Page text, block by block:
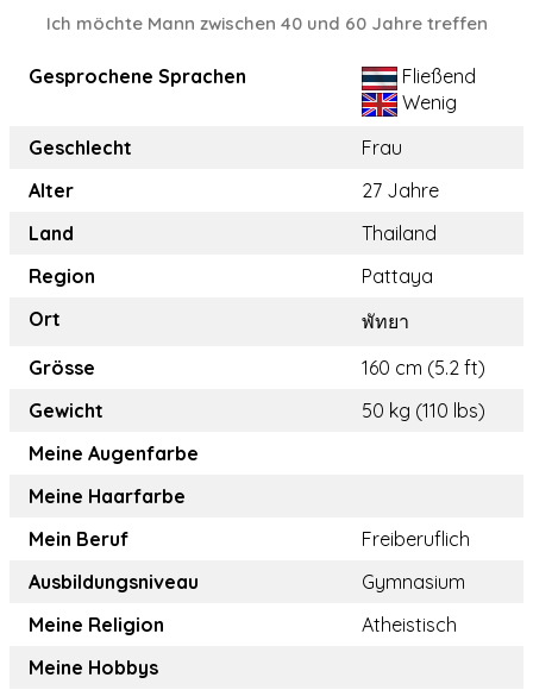
Ich möchte Mann zwischen 40 und 60 Jahre treffen
Gesprochene Sprachen
Fließend
Wenig
Geschlecht
Frau
Alter
27 Jahre
Land
Thailand
Region
Pattaya
Ort
พัทยา
Grösse
160 cm (5.2 ft)
Gewicht
50 kg (110 lbs)
Meine Augenfarbe
Meine Haarfarbe
Mein Beruf
Freiberuflich
Ausbildungsniveau
Gymnasium
Meine Religion
Atheistisch
Meine Hobbys